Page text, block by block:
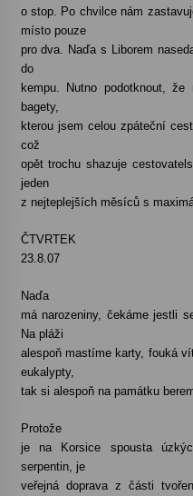
o stop. Po chvilce nám
místo pouze
pro dva. Naďa s Liborem
do
kempu. Nutno podotknout,
bagety,
kterou jsem celou zpáteční
což
opět trochu shazuje
jeden
z nejteplejších měsíců s
ČTVRTEK
23.8.07
Naďa
má narozeniny, čekáme jestli
Na pláži
alespoň mastíme karty, fouká
eukalypty,
tak si alespoň na památku
Protože
je na Korsice spousta
serpentin, je
veřejná doprava z části